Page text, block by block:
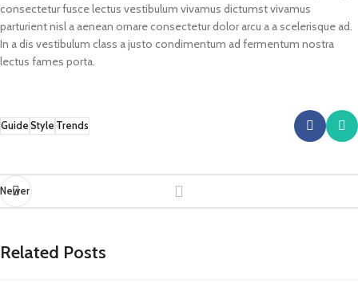
consectetur fusce lectus vestibulum vivamus dictumst vivamus
parturient nisl a aenean ornare consectetur dolor arcu a a scelerisque ad.
In a dis vestibulum class a justo condimentum ad fermentum nostra
lectus fames porta.
Guide Style Trends
Newer
Related Posts